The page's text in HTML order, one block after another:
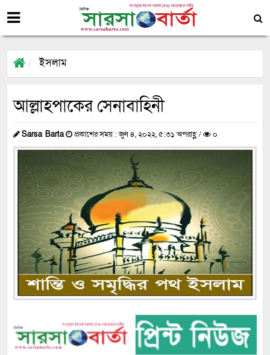
ইসলাম
আল্লাহপাকের সেনাবাহিনী
Sarsa Barta প্রকাশের সময় : জুন ৪, ২০২২, ৫:৩১ অপরাহ্ণ / ০